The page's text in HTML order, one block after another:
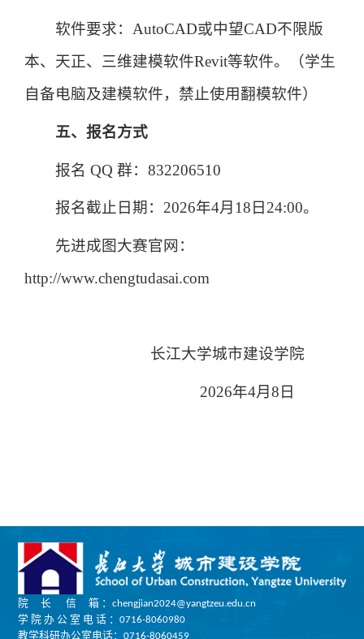
软件要求：AutoCAD或中望CAD不限版
本、天正、三维建模软件Revit等软件。
（学生
自备电脑及建模软件，禁止使用翻模软件）
五、报名方式
报名 QQ 群：832206510
报名截止日期：2026年4月 18 日24:00。
先进成图大赛官网：
http://www.chengtudasai.com
长江大学城市建设学院
2026年4月8日
院 长 信 箱 ：chengjian2024@yangtzeu.edu.cn
学 院 办 公 室 电 话 ：0716-8060980
教学科研办公室电话：0716-8060459